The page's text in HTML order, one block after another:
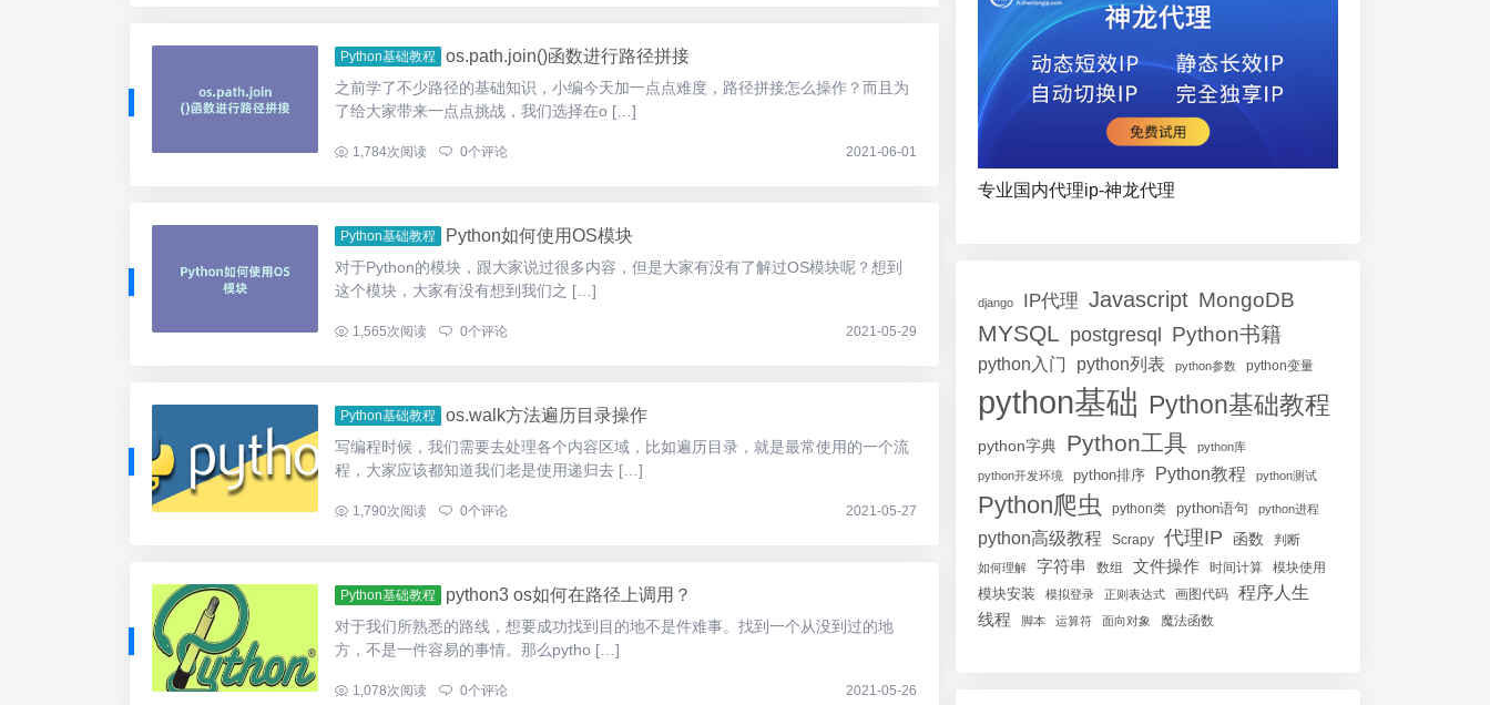
Python基础教程 os.path.join()函数进行路径拼接
之前学了不少路径的基础知识，小编今天加一点点难度，路径拼接怎么操作？而且为
了给大家带来一点点挑战，我们选择在o […]
... 1,784次阅读 0个评论 2021-06-01
Python基础教程 Python如何使用OS模块
对于Python的模块，跟大家说过很多内容，但是大家有没有了解过OS模块呢？想到
这个模块，大家有没有想到我们之 […]
... 1,565次阅读 0个评论 2021-05-29
Python基础教程 os.walk方法遍历目录操作
写编程时候，我们需要去处理各个内容区域，比如遍历目录，就是最常使用的一个流
程，大家应该都知道我们老是使用递归去 […]
... 1,790次阅读 0个评论 2021-05-27
Python基础教程 python3 os如何在路径上调用？
对于我们所熟悉的路线，想要成功找到目的地不是件难事。找到一个从没到过的地
方，不是一件容易的事情。那么pytho […]
... 1,078次阅读 0个评论 2021-05-26
专业国内代理ip-神龙代理
django IP代理 Javascript MongoDB
MYSQL postgresql Python书籍
python入门 python列表 python参数 python变量
python基础 Python基础教程
python字典 Python工具 python库
python开发环境 python排序 Python教程 python测试
Python爬虫 python类 python语句 python进程
python高级教程 Scrapy 代理IP 函数 判断
如何理解 字符串 数组 文件操作 时间计算 模块使用
模块安装 模拟登录 正则表达式 画图代码 程序人生
线程 脚本 运算符 面向对象 魔法函数